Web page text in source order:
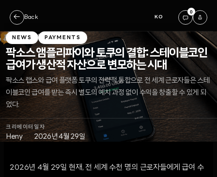
← Back KO
0
NEWS PAYMENTS
팍소스 앰플리파이와 토쿠의 결합: 스테이블코인
급여가 생산적 자산으로 변모하는 시대
팍소스 랩스와 급여 플랫폼 토쿠의 전략적 통합으로 전 세계 근로자들은 스테
이블코인 급여를 받는 즉시 별도의 예치 과정 없이 수익을 창출할 수 있게 되
었다.
크리에이터
Heny
일자
2026년 4월 29일
2026년 4월 29일 현재, 전 세계 수천 명의 근로자들에게 급여 수